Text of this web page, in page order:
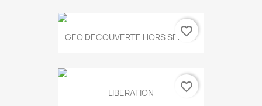
GEO DECOUVERTE HORS SERIE...
favorite_border
LIBERATION favorite_border